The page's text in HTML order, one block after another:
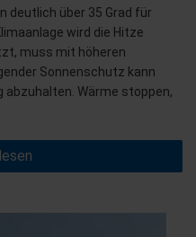
deutlich über 35 Grad für
wird die Hitze
muss mit höheren
Sonnenschutz kann
abzuhalten. Wärme stoppen,